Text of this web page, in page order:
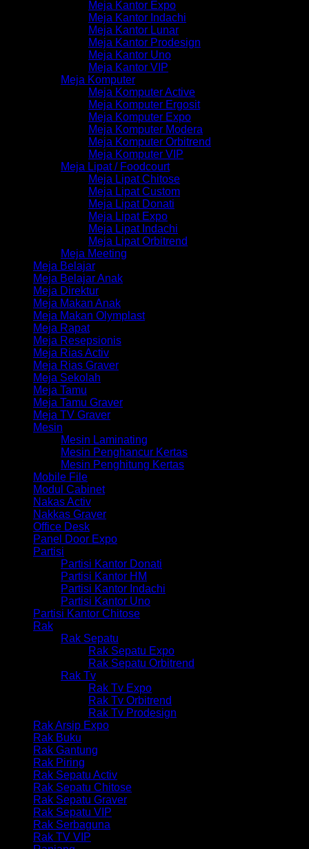
Meja Kantor Expo
Meja Kantor Indachi
Meja Kantor Lunar
Meja Kantor Prodesign
Meja Kantor Uno
Meja Kantor VIP
Meja Komputer
Meja Komputer Active
Meja Komputer Ergosit
Meja Komputer Expo
Meja Komputer Modera
Meja Komputer Orbitrend
Meja Komputer VIP
Meja Lipat / Foodcourt
Meja Lipat Chitose
Meja Lipat Custom
Meja Lipat Donati
Meja Lipat Expo
Meja Lipat Indachi
Meja Lipat Orbitrend
Meja Meeting
Meja Belajar
Meja Belajar Anak
Meja Direktur
Meja Makan Anak
Meja Makan Olymplast
Meja Rapat
Meja Resepsionis
Meja Rias Activ
Meja Rias Graver
Meja Sekolah
Meja Tamu
Meja Tamu Graver
Meja TV Graver
Mesin
Mesin Laminating
Mesin Penghancur Kertas
Mesin Penghitung Kertas
Mobile File
Modul Cabinet
Nakas Activ
Nakkas Graver
Office Desk
Panel Door Expo
Partisi
Partisi Kantor Donati
Partisi Kantor HM
Partisi Kantor Indachi
Partisi Kantor Uno
Partisi Kantor Chitose
Rak
Rak Sepatu
Rak Sepatu Expo
Rak Sepatu Orbitrend
Rak Tv
Rak Tv Expo
Rak Tv Orbitrend
Rak Tv Prodesign
Rak Arsip Expo
Rak Buku
Rak Gantung
Rak Piring
Rak Sepatu Activ
Rak Sepatu Chitose
Rak Sepatu Graver
Rak Sepatu VIP
Rak Serbaguna
Rak TV VIP